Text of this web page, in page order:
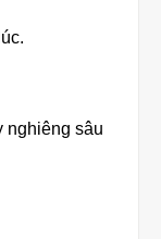
nghiêng sâu